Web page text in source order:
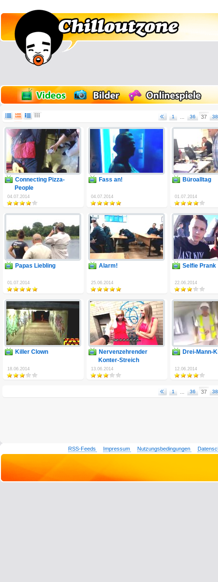
1 36 37 38
Connecting Pizza-
People
04.07.2014
Fass an!
04.07.2014
Büroalltag
01.07.2014
Papas Liebling
01.07.2014
Alarm!
25.06.2014
Selfie Prank
22.06.2014
Killer Clown
18.06.2014
Nervenzehrender
Konter-Streich
13.06.2014
Drei-Mann-
12.06.2014
1 36 37 38
RSS-Feeds Impressum Nutzungsbedingungen